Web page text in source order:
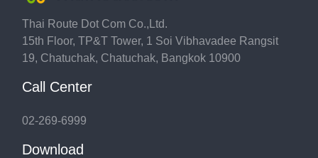
Thai Route Dot Com Co.,Ltd.
15th Floor, TP&T Tower, 1 Soi Vibhavadee Rangsit
19, Chatuchak, Chatuchak, Bangkok 10900
Call Center
02-269-6999
Download